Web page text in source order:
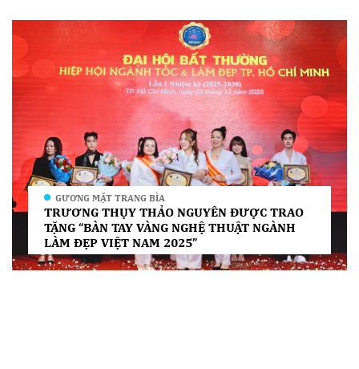
GƯƠNG MẶT TRANG BÌA
TRƯƠNG THỤY THẢO NGUYÊN ĐƯỢC TRAO
TẶNG “BÀN TAY VÀNG NGHỆ THUẬT NGÀNH
LÀM ĐẸP VIỆT NAM 2025”